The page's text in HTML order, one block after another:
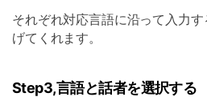
それぞれ対応言語に沿って入力
げてくれます。
Step3,言語と話者を選択する